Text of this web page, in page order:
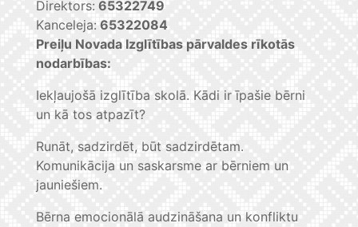
Direktors: 65322749
Kanceleja: 65322084
Preiļu Novada Izglītības pārvaldes rīkotās
nodarbības:
Iekļaujošā izglītība skolā. Kādi ir īpašie bērni
un kā tos atpazīt?
Runāt, sadzirdēt, būt sadzirdētam.
Komunikācija un saskarsme ar bērniem un
jauniešiem.
Bērna emocionālā audzināšana un konfliktu